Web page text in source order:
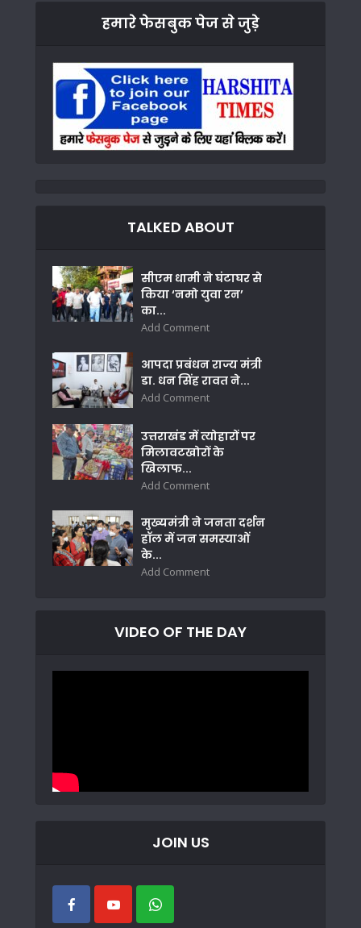
हमारे फेसबुक पेज से जुड़े
TALKED ABOUT
सीएम धामी ने घंटाघर से
किया ‘नमो युवा रन’
का...
Add Comment
आपदा प्रबंधन राज्य मंत्री
डा. धन सिंह रावत ने...
Add Comment
उत्तराखंड में त्योहारों पर
मिलावटखोरों के
खिलाफ...
Add Comment
मुख्यमंत्री ने जनता दर्शन
हॉल में जन समस्याओं
के...
Add Comment
VIDEO OF THE DAY
JOIN US